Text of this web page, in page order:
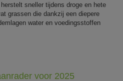
sneller tijdens droge en hete
grassen die dankzij een diepere
water en voedingsstoffen
voor 2025